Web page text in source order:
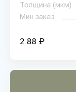
Толщина (мкм)
Мин.заказ
2.88 ₽